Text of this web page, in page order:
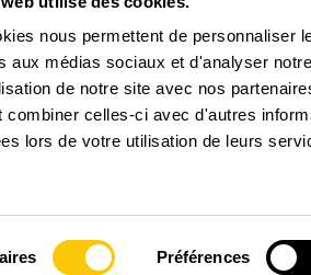
nous permettent de personnaliser
aux médias sociaux et d'analyser
de notre site avec nos
combiner celles-ci avec d'autres
lors de votre utilisation de leurs
Préférences